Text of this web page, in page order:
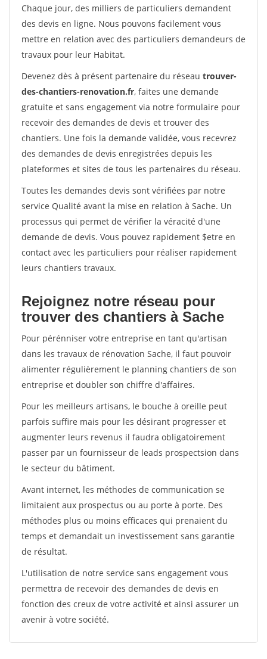
Chaque jour, des milliers de particuliers demandent
des devis en ligne. Nous pouvons facilement vous
mettre en relation avec des particuliers demandeurs de
travaux pour leur Habitat.
Devenez dès à présent partenaire du réseau trouver-
des-chantiers-renovation.fr, faites une demande
gratuite et sans engagement via notre formulaire pour
recevoir des demandes de devis et trouver des
chantiers. Une fois la demande validée, vous recevrez
des demandes de devis enregistrées depuis les
plateformes et sites de tous les partenaires du réseau.
Toutes les demandes devis sont vérifiées par notre
service Qualité avant la mise en relation à Sache. Un
processus qui permet de vérifier la véracité d'une
demande de devis. Vous pouvez rapidement $etre en
contact avec les particuliers pour réaliser rapidement
leurs chantiers travaux.
Rejoignez notre réseau pour
trouver des chantiers à Sache
Pour pérénniser votre entreprise en tant qu'artisan
dans les travaux de rénovation Sache, il faut pouvoir
alimenter régulièrement le planning chantiers de son
entreprise et doubler son chiffre d'affaires.
Pour les meilleurs artisans, le bouche à oreille peut
parfois suffire mais pour les désirant progresser et
augmenter leurs revenus il faudra obligatoirement
passer par un fournisseur de leads prospectsion dans
le secteur du bâtiment.
Avant internet, les méthodes de communication se
limitaient aux prospectus ou au porte à porte. Des
méthodes plus ou moins efficaces qui prenaient du
temps et demandait un investissement sans garantie
de résultat.
L'utilisation de notre service sans engagement vous
permettra de recevoir des demandes de devis en
fonction des creux de votre activité et ainsi assurer un
avenir à votre société.